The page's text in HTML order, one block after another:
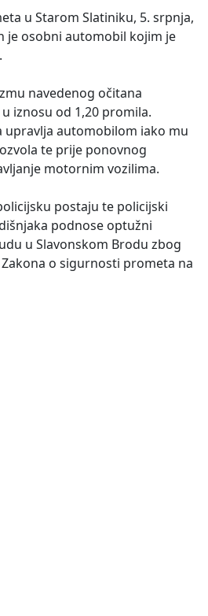
u Starom Slatiniku, 5. srpnja,
je osobni automobil kojim je
navedenog očitana
iznosu od 1,20 promila.
upravlja automobilom iako mu
te prije ponovnog
motornim vozilima.
postaju te policijski
podnose optužni
u Slavonskom Brodu zbog
o sigurnosti prometa na